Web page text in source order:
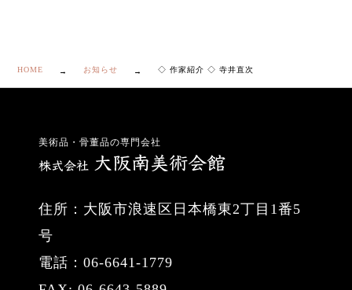
HOME お知らせ ◇ 作家紹介 ◇ 寺井直次
美術品・骨董品の専門会社
住所：大阪市浪速区日本橋東2丁目1番5
号
電話：06-6641-1779